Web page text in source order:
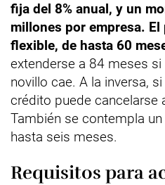
fija del 8% anual, y un
millones por empresa.
flexible, de hasta 60
extenderse a 84 meses si
novillo cae. A la inversa,
crédito puede cancelarse
También se contempla
hasta seis meses.
Requisitos para